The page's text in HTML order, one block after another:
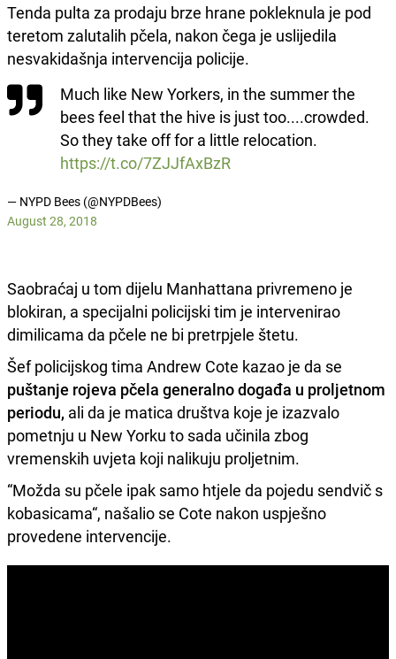
Tenda pulta za prodaju brze hrane pokleknula je pod
teretom zalutalih pčela, nakon čega je uslijedila
nesvakidašnja intervencija policije.
Much like New Yorkers, in the summer the
bees feel that the hive is just too....crowded.
So they take off for a little relocation.
https://t.co/7ZJJfAxBzR
— NYPD Bees (@NYPDBees)
August 28, 2018
Saobraćaj u tom dijelu Manhattana privremeno je
blokiran, a specijalni policijski tim je intervenirao
dimilicama da pčele ne bi pretrpjele štetu.
Šef policijskog tima Andrew Cote kazao je da se
puštanje rojeva pčela generalno događa u proljetnom
periodu, ali da je matica društva koje je izazvalo
pometnju u New Yorku to sada učinila zbog
vremenskih uvjeta koji nalikuju proljetnim.
“Možda su pčele ipak samo htjele da pojedu sendvič s
kobasicama“, našalio se Cote nakon uspješno
provedene intervencije.